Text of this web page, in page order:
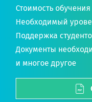
Стоимость обучения
Необходимый
Поддержка
Документы
и многое другое